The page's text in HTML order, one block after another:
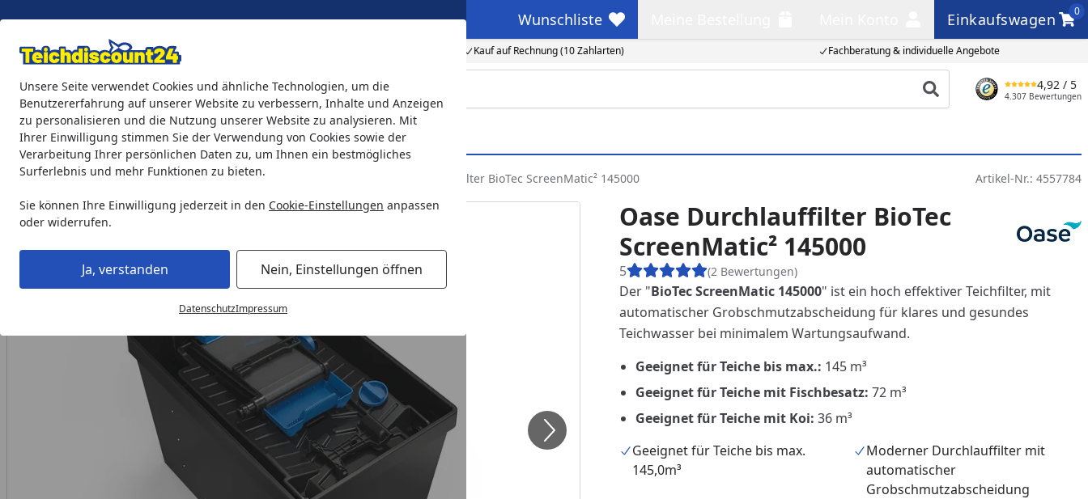
Unsere Seite verwendet Cookies und ähnliche Technologien, um die
Benutzererfahrung auf unserer Website zu verbessern, Inhalte und Anzeigen
zu personalisieren und die Nutzung unserer Website zu analysieren. Mit
Ihrer Einwilligung stimmen Sie der Verwendung von Cookies sowie der
Verarbeitung Ihrer persönlichen Daten zu, um Ihnen ein bestmögliches
Surferlebnis und mehr Funktionen zu bieten.
Sie können Ihre Einwilligung jederzeit in den Cookie-Einstellungen anpassen
oder widerrufen.
Ja, verstanden Nein, Einstellungen öffnen
DatenschutzImpressum
Eigene Montage-Teams Kauf auf Rechnung (10 Zahlarten) Fachberatung & individuelle Angebote
Wunschliste
Wunschliste Einkaufswagen
0
Einkaufswagen
Produkt suchen
4,92 / 5
4.307 Bewertungen
Teichprodukte Aquaristik Söll Teichpflege & Fischfutter
Teichprodukte Teichfilter & Teichbelüfter Oase Durchlauffilter BioTec ScreenMatic² 145000 Artikel-Nr.: 4557784
Oase Durchlauffilter BioTec
ScreenMatic² 145000
5 (2 Bewertungen)
Der "BioTec ScreenMatic 145000" ist ein hoch effektiver Teichfilter, mit
automatischer Grobschmutzabscheidung für klares und gesundes
Teichwasser bei minimalem Wartungsaufwand.
Geeignet für Teiche bis max.: 145 m³
Geeignet für Teiche mit Fischbesatz: 72 m³
Geeignet für Teiche mit Koi: 36 m³
Geeignet für Teiche bis max.
145,0m³
Moderner Durchlauffilter mit
automatischer
Grobschmutzabscheidung